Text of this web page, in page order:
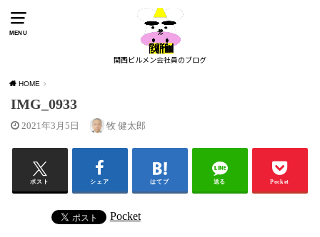
MENU
関西ビルメン会社員のブログ
HOME
IMG_0933
2021年3月5日 牧 健太郎
ポスト シェア はてブ 送る Pocket
Pocket